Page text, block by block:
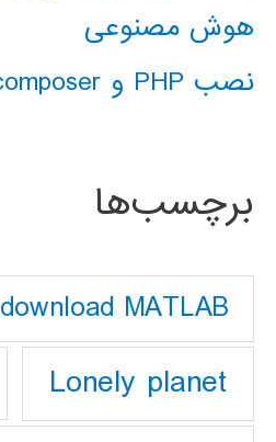
هوش مصنوعی
نصب PHP و composer در ویندوز 10
برچسب‌ها
download MATLAB
Lonely planet